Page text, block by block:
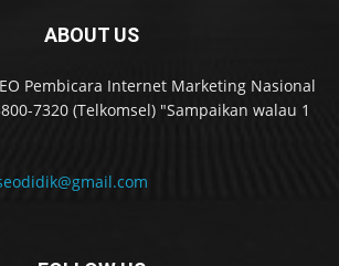
ABOUT US
Pembicara Internet Marketing Nasional
7320 (Telkomsel) "Sampaikan walau 1